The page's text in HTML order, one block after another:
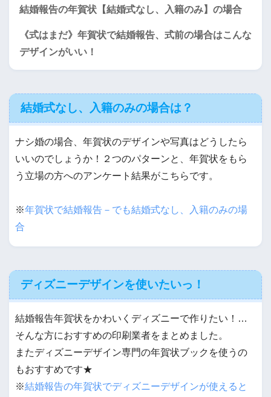
結婚報告の年賀状【結婚式なし、入籍のみ】の場合
《式はまだ》年賀状で結婚報告、式前の場合はこんな
デザインがいい！
結婚式なし、入籍のみの場合は？
ナシ婚の場合、年賀状のデザインや写真はどうしたら
いいのでしょうか！２つのパターンと、年賀状をもら
う立場の方へのアンケート結果がこちらです。
※年賀状で結婚報告－でも結婚式なし、入籍のみの場
合
ディズニーデザインを使いたいっ！
結婚報告年賀状をかわいくディズニーで作りたい！…
そんな方におすすめの印刷業者をまとめました。
またディズニーデザイン専門の年賀状ブックを使うの
もおすすめです★
※結婚報告の年賀状でディズニーデザインが使えると